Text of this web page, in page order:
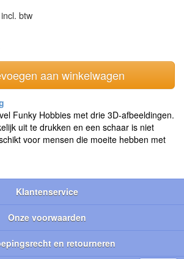
incl. btw
aan winkelwagen
Funky Hobbies met drie 3D-afbeeldingen.
uit te drukken en een schaar is niet
voor mensen die moeite hebben met
Klantenservice
Onze voorwaarden
en retourneren